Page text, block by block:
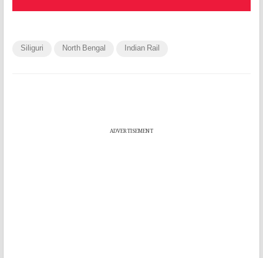
Siliguri North Bengal Indian Rail
ADVERTISEMENT